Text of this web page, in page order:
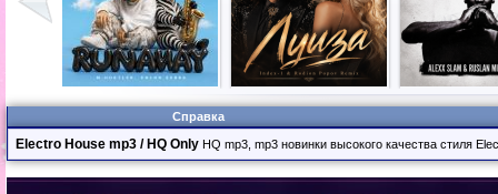
Справка
Electro House mp3 / HQ Only HQ mp3, mp3 новинки высокого качества стиля